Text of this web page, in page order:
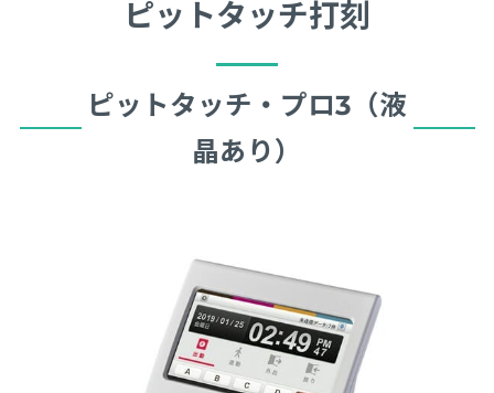
ピットタッチ打刻
ピットタッチ・プロ3（液
晶あり）